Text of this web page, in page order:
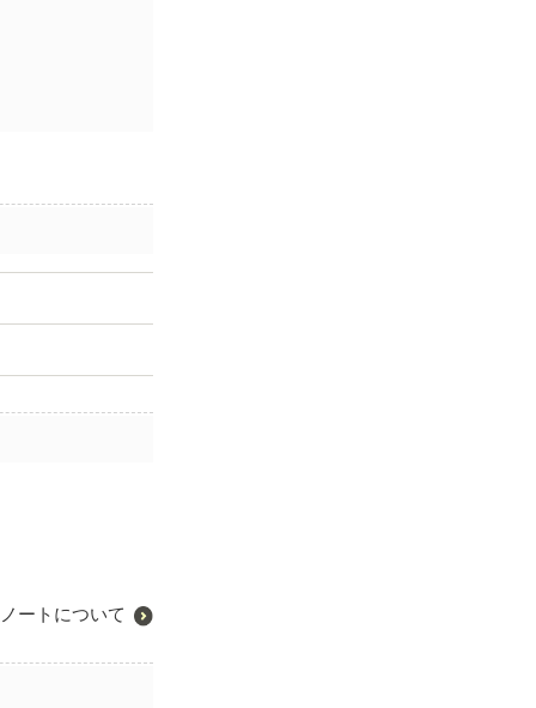
ートについて